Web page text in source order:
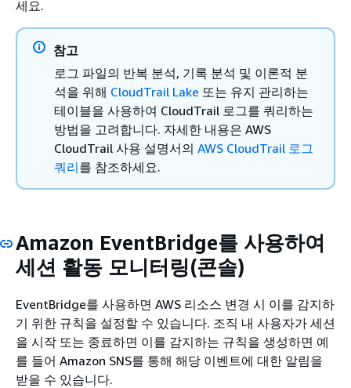
세요.
참고
로그 파일의 반복 분석, 기록 분석 및 이론적 분
석을 위해 CloudTrail Lake 또는 유지 관리하는
테이블을 사용하여 CloudTrail 로그를 쿼리하는
방법을 고려합니다. 자세한 내용은 AWS
CloudTrail 사용 설명서의 AWS CloudTrail 로그
쿼리를 참조하세요.
Amazon EventBridge를 사용하여
세션 활동 모니터링(콘솔)
EventBridge를 사용하면 AWS 리소스 변경 시 이를 감지하
기 위한 규칙을 설정할 수 있습니다. 조직 내 사용자가 세션
을 시작 또는 종료하면 이를 감지하는 규칙을 생성하면 예
를 들어 Amazon SNS를 통해 해당 이벤트에 대한 알림을
받을 수 있습니다.